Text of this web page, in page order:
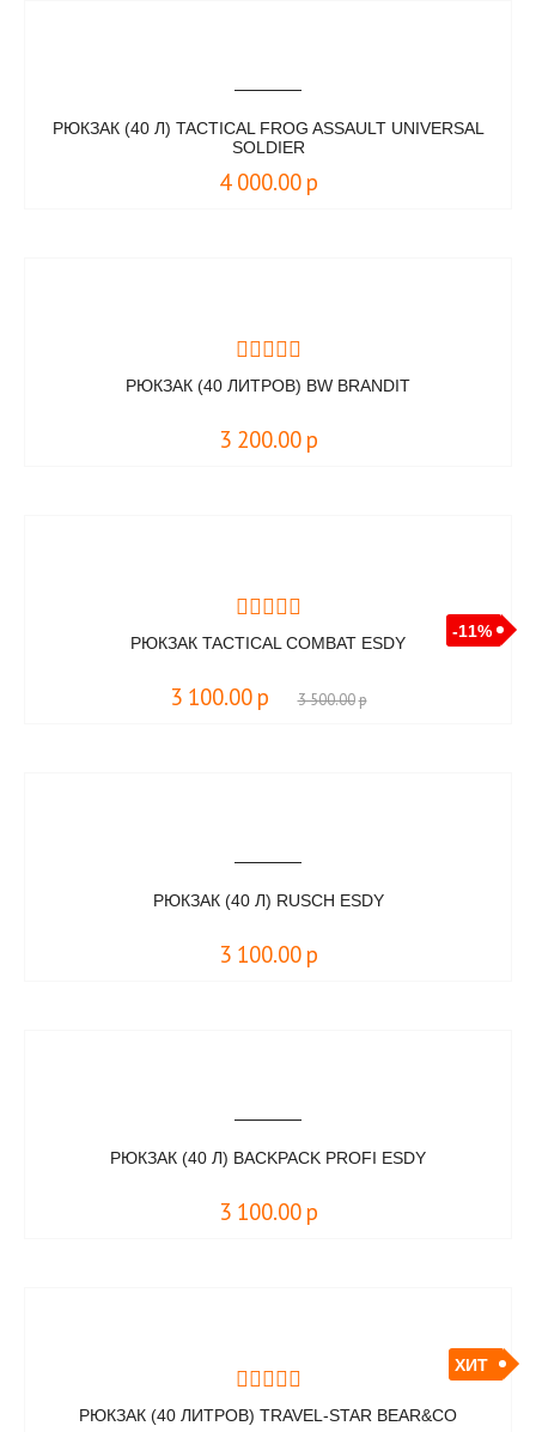
РЮКЗАК (40 Л) TACTICAL FROG ASSAULT UNIVERSAL
SOLDIER
4 000.00 р
РЮКЗАК (40 ЛИТРОВ) BW BRANDIT
3 200.00 р
-11%
РЮКЗАК TACTICAL COMBAT ESDY
3 100.00 р 3 500.00р
РЮКЗАК (40 Л) RUSCH ESDY
3 100.00 р
РЮКЗАК (40 Л) BACKPACK PROFI ESDY
3 100.00 р
ХИТ
РЮКЗАК (40 ЛИТРОВ) TRAVEL-STAR BEAR&CO